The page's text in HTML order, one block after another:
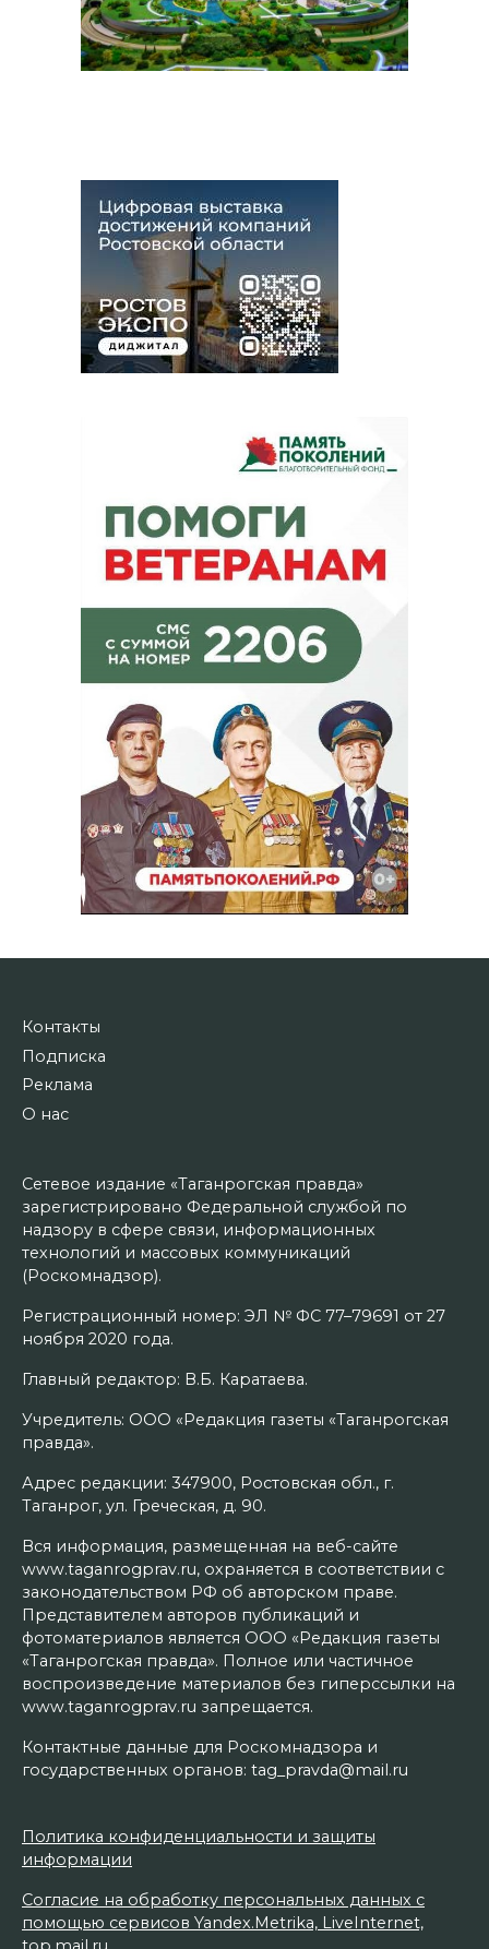
Контакты
Подписка
Реклама
О нас
Сетевое издание «Таганрогская правда»
зарегистрировано Федеральной службой по
надзору в сфере связи, информационных
технологий и массовых коммуникаций
(Роскомнадзор).
Регистрационный номер: ЭЛ № ФС 77–79691 от 27
ноября 2020 года.
Главный редактор: В.Б. Каратаева.
Учредитель: ООО «Редакция газеты «Таганрогская
правда».
Адрес редакции: 347900, Ростовская обл., г.
Таганрог, ул. Греческая, д. 90.
Вся информация, размещенная на веб-сайте
www.taganrogprav.ru, охраняется в соответствии с
законодательством РФ об авторском праве.
Представителем авторов публикаций и
фотоматериалов является ООО «Редакция газеты
«Таганрогская правда». Полное или частичное
воспроизведение материалов без гиперссылки на
www.taganrogprav.ru запрещается.
Контактные данные для Роскомнадзора и
государственных органов: tag_pravda@mail.ru
Политика конфиденциальности и защиты
информации
Согласие на обработку персональных данных с
помощью сервисов Yandex.Metrika, LiveInternet,